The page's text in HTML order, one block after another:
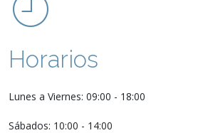
Horarios
Lunes a Viernes: 09:00 - 18:00
Sábados: 10:00 - 14:00